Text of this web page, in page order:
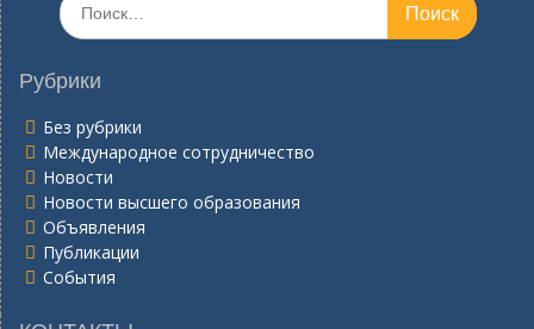
по:
Рубрики
Без рубрики
Международное сотрудничество
Новости
Новости высшего образования
Объявления
Публикации
События